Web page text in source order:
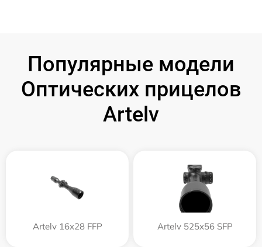
Популярные модели
Оптических прицелов
Artelv
Artelv 16x28 FFP Artelv 525x56 SFP